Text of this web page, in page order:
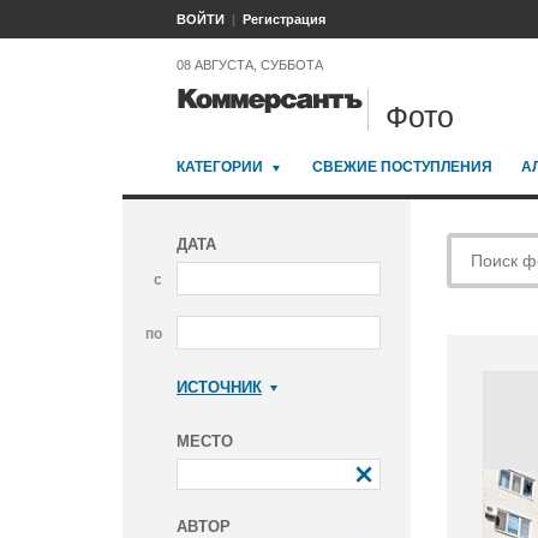
ВОЙТИ Регистрация
08 АВГУСТА, СУББОТА
Фото
КАТЕГОРИИ СВЕЖИЕ ПОСТУПЛЕНИЯ
ДАТА
с
по
ИСТОЧНИК
МЕСТО
АВТОР